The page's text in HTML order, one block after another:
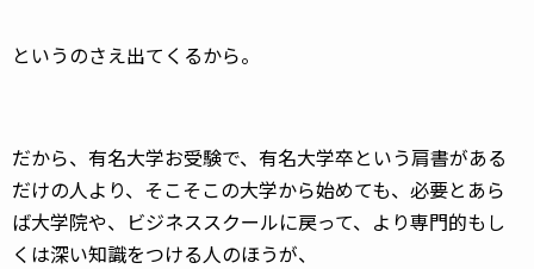
というのさえ出てくるから。
だから、有名大学お受験で、有名大学卒という肩書がある
だけの人より、そこそこの大学から始めても、必要とあら
ば大学院や、ビジネススクールに戻って、より専門的もし
くは深い知識をつける人のほうが、